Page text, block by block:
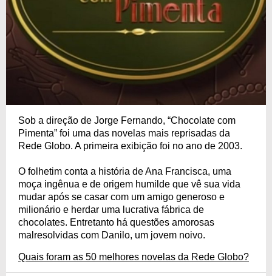
Sob a direção de Jorge Fernando, “Chocolate com
Pimenta” foi uma das novelas mais reprisadas da
Rede Globo. A primeira exibição foi no ano de 2003.
O folhetim conta a história de Ana Francisca, uma
moça ingênua e de origem humilde que vê sua vida
mudar após se casar com um amigo generoso e
milionário e herdar uma lucrativa fábrica de
chocolates. Entretanto há questões amorosas
malresolvidas com Danilo, um jovem noivo.
Quais foram as 50 melhores novelas da Rede Globo?